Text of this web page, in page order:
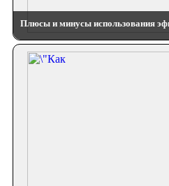
Плюсы и минусы использования